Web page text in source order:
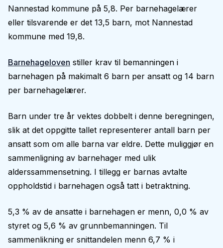
Nannestad kommune på 5,8. Per barnehagelærer
eller tilsvarende er det 13,5 barn, mot Nannestad
kommune med 19,8.
Barnehageloven stiller krav til bemanningen i
barnehagen på makimalt 6 barn per ansatt og 14 barn
per barnehagelærer.
Barn under tre år vektes dobbelt i denne beregningen,
slik at det oppgitte tallet representerer antall barn per
ansatt som om alle barna var eldre. Dette muliggjør en
sammenligning av barnehager med ulik
alderssammensetning. I tillegg er barnas avtalte
oppholdstid i barnehagen også tatt i betraktning.
5,3 % av de ansatte i barnehagen er menn, 0,0 % av
styret og 5,6 % av grunnbemanningen. Til
sammenlikning er snittandelen menn 6,7 % i